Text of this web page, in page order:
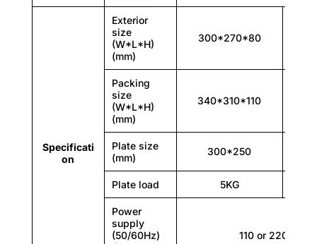
Specificati
on
Exterior
size
(W*L*H)
(mm)
300*270*80
Packing
size
(W*L*H)
(mm)
340*310*110
Plate size
(mm)
300*250
Plate load 5KG
Power
supply
(50/60Hz)
110 or 220V